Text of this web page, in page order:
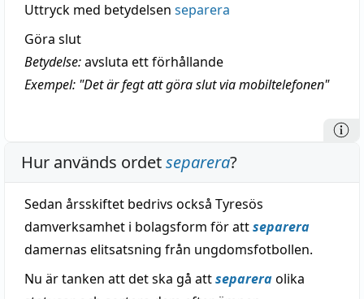
Uttryck med betydelsen separera
Göra slut
Betydelse:avsluta ett förhållande
Exempel: "Det är fegt att göra slut via mobiltelefonen"
Hur används ordetseparera?
Sedan årsskiftet bedrivs också Tyresös
damverksamhet i bolagsform för attseparera
damernas elitsatsning från ungdomsfotbollen.
Nu är tanken att det ska gå attsepareraolika